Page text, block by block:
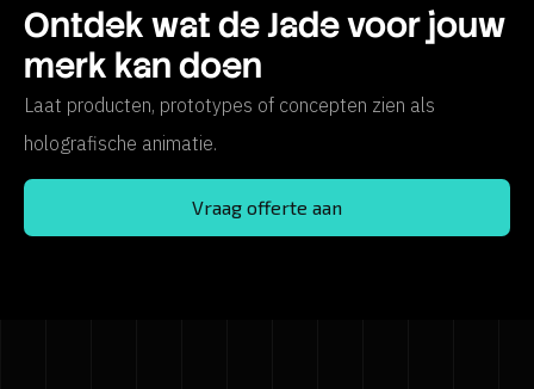
Ontdek wat de Jade voor jouw
merk kan doen
Laat producten, prototypes of concepten zien als
holografische animatie.
Vraag offerte aan